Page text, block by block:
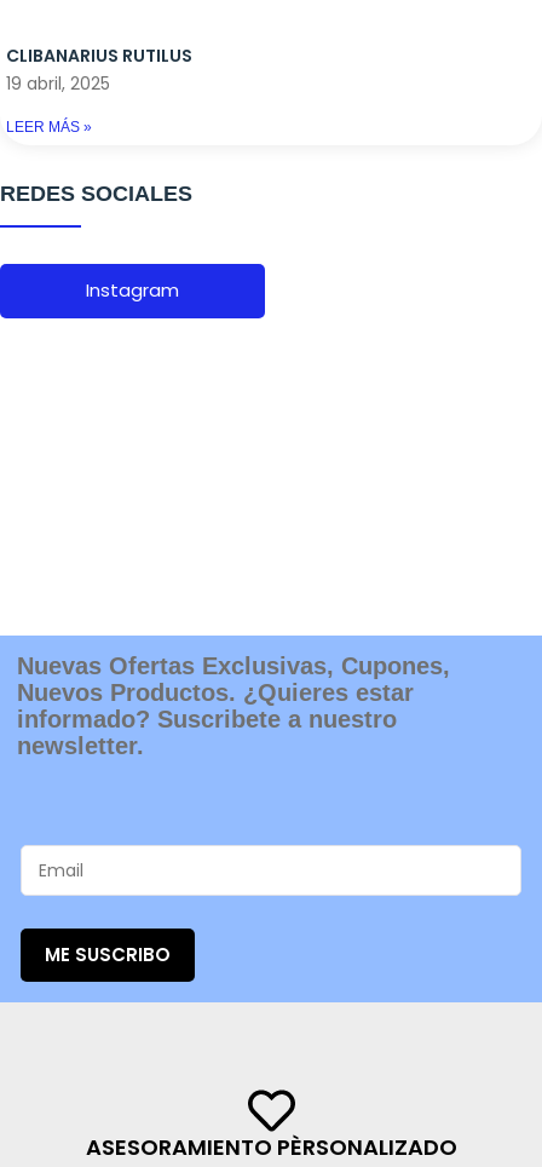
CLIBANARIUS RUTILUS
19 abril, 2025
LEER MÁS »
REDES SOCIALES
Instagram
Nuevas Ofertas Exclusivas, Cupones,
Nuevos Productos. ¿Quieres estar
informado? Suscribete a nuestro
newsletter.
ME SUSCRIBO
ASESORAMIENTO PÈRSONALIZADO